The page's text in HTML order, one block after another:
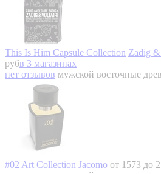
This Is Him Capsule Collection Zadig
рубв 3 магазинах
нет отзывов мужской восточные
#02 Art Collection Jacomo от 1573 до